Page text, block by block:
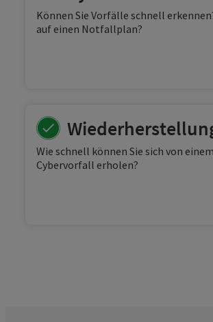
Können Sie Vorfälle schnell
auf einen Notfallplan?
Wie schnell können Sie sich von einem
Cybervorfall erholen?